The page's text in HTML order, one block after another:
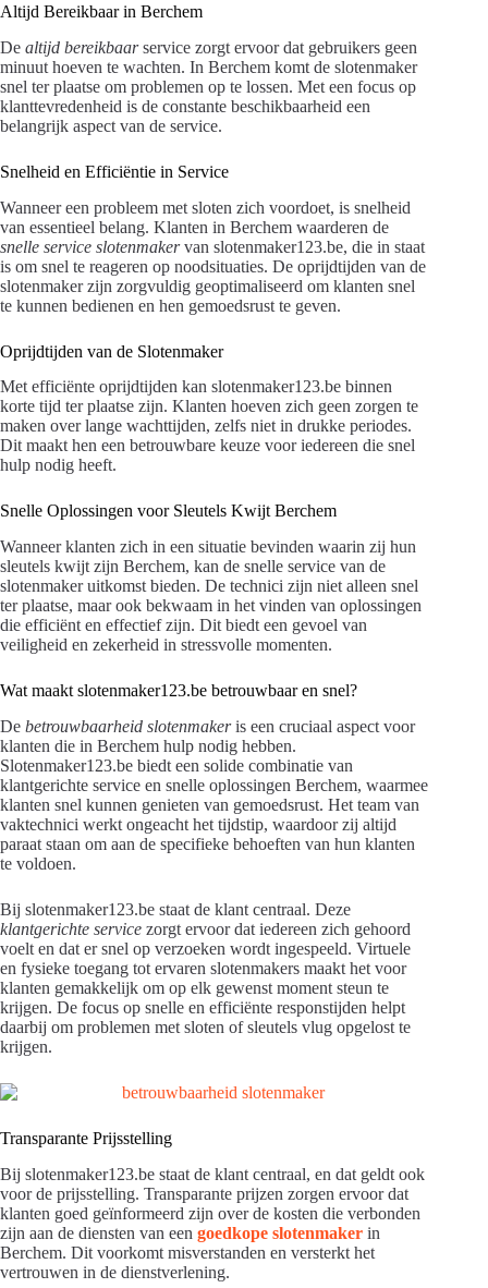
Altijd Bereikbaar in Berchem
De altijd bereikbaarservice zorgt ervoor dat gebruikers geen
minuut hoeven te wachten. In Berchem komt de slotenmaker
snel ter plaatse om problemen op te lossen. Met een focus op
klanttevredenheid is de constante beschikbaarheid een
belangrijk aspect van de service.
Snelheid en Efficiëntie in Service
Wanneer een probleem met sloten zich voordoet, is snelheid
van essentieel belang. Klanten in Berchem waarderen de
snelle service slotenmakervan slotenmaker123.be, die in staat
is om snel te reageren op noodsituaties. De oprijdtijden van de
slotenmaker zijn zorgvuldig geoptimaliseerd om klanten snel
te kunnen bedienen en hen gemoedsrust te geven.
Oprijdtijden van de Slotenmaker
Met efficiënte oprijdtijden kan slotenmaker123.be binnen
korte tijd ter plaatse zijn. Klanten hoeven zich geen zorgen te
maken over lange wachttijden, zelfs niet in drukke periodes.
Dit maakt hen een betrouwbare keuze voor iedereen die snel
hulp nodig heeft.
Snelle Oplossingen voor Sleutels Kwijt Berchem
Wanneer klanten zich in een situatie bevinden waarin zij hun
sleutels kwijt zijn Berchem, kan de snelle service van de
slotenmaker uitkomst bieden. De technici zijn niet alleen snel
ter plaatse, maar ook bekwaam in het vinden van oplossingen
die efficiënt en effectief zijn. Dit biedt een gevoel van
veiligheid en zekerheid in stressvolle momenten.
Wat maakt slotenmaker123.be betrouwbaar en snel?
De betrouwbaarheid slotenmakeris een cruciaal aspect voor
klanten die in Berchem hulp nodig hebben.
Slotenmaker123.be biedt een solide combinatie van
klantgerichte service en snelle oplossingen Berchem, waarmee
klanten snel kunnen genieten van gemoedsrust. Het team van
vaktechnici werkt ongeacht het tijdstip, waardoor zij altijd
paraat staan om aan de specifieke behoeften van hun klanten
te voldoen.
Bij slotenmaker123.be staat de klant centraal. Deze
klantgerichte service zorgt ervoor dat iedereen zich gehoord
voelt en dat er snel op verzoeken wordt ingespeeld. Virtuele
en fysieke toegang tot ervaren slotenmakers maakt het voor
klanten gemakkelijk om op elk gewenst moment steun te
krijgen. De focus op snelle en efficiënte responstijden helpt
daarbij om problemen met sloten of sleutels vlug opgelost te
krijgen.
Transparante Prijsstelling
Bij slotenmaker123.be staat de klant centraal, en dat geldt ook
voor de prijsstelling. Transparante prijzen zorgen ervoor dat
klanten goed geïnformeerd zijn over de kosten die verbonden
zijn aan de diensten van een goedkope slotenmaker in
Berchem. Dit voorkomt misverstanden en versterkt het
vertrouwen in de dienstverlening.